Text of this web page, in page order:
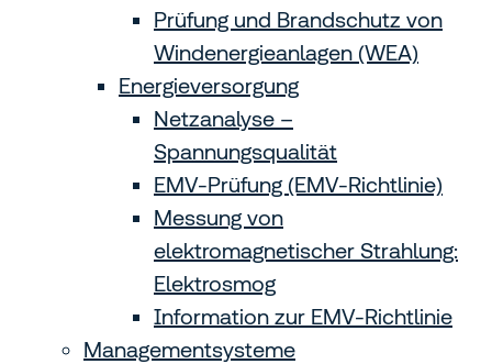
Prüfung und Brandschutz von
Windenergieanlagen (WEA)
Energieversorgung
Netzanalyse –
Spannungsqualität
EMV-Prüfung (EMV-Richtlinie)
Messung von
elektromagnetischer Strahlung:
Elektrosmog
Information zur EMV-Richtlinie
Managementsysteme